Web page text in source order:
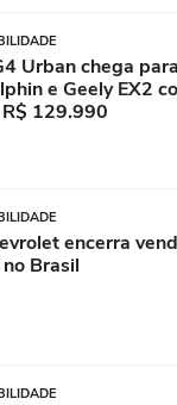
Urban chega
e Geely EX2
129.990
encerra
no Brasil